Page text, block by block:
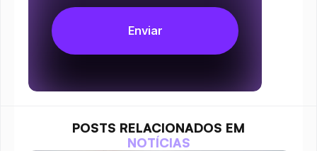
POSTS RELACIONADOS EM
NOTÍCIAS